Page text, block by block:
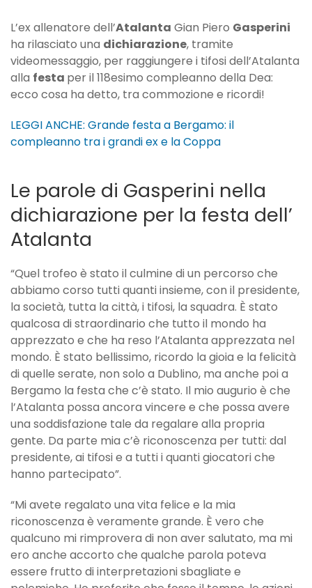
è
indelebile”
L’ex allenatore dell’Atalanta Gian Piero Gasperini
ha rilasciato una dichiarazione, tramite
videomessaggio, per raggiungere i tifosi dell’Atalanta
alla festa per il 118esimo compleanno della Dea:
ecco cosa ha detto, tra commozione e ricordi!
LEGGI ANCHE: Grande festa a Bergamo: il
compleanno tra i grandi ex e la Coppa
Le parole di Gasperini nella
dichiarazione per la festa dell’
Atalanta
“Quel trofeo è stato il culmine di un percorso che
abbiamo corso tutti quanti insieme, con il presidente,
la società, tutta la città, i tifosi, la squadra. È stato
qualcosa di straordinario che tutto il mondo ha
apprezzato e che ha reso l’Atalanta apprezzata nel
mondo. È stato bellissimo, ricordo la gioia e la felicità
di quelle serate, non solo a Dublino, ma anche poi a
Bergamo la festa che c’è stato. Il mio augurio è che
l’Atalanta possa ancora vincere e che possa avere
una soddisfazione tale da regalare alla propria
gente. Da parte mia c’è riconoscenza per tutti: dal
presidente, ai tifosi e a tutti i quanti giocatori che
hanno partecipato”.
“Mi avete regalato una vita felice e la mia
riconoscenza è veramente grande. È vero che
qualcuno mi rimprovera di non aver salutato, ma mi
ero anche accorto che qualche parola poteva
essere frutto di interpretazioni sbagliate e